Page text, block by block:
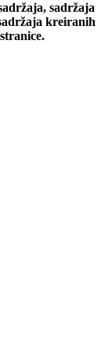
sadržaja
kreiranih